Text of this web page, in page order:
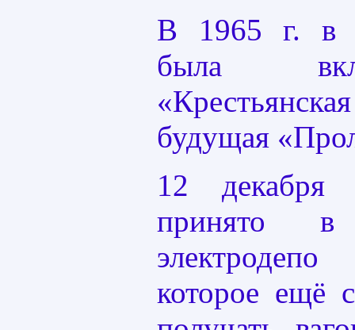
В 1965 г. в
была
будущая
12
принято в
которое ещё